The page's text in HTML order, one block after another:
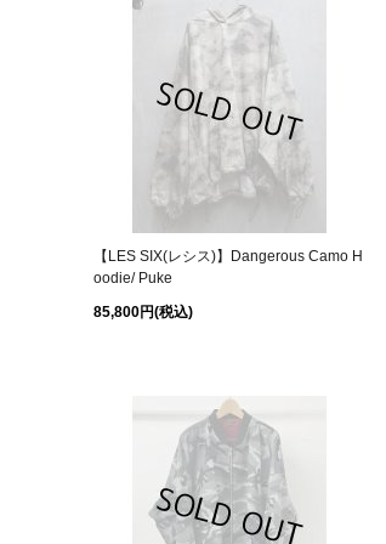
【LES SIX(レシス)】Dangerous Camo H
oodie/ Puke
85,800円(税込)